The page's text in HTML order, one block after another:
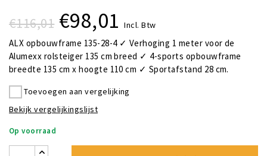
€116,01 €98,01 Incl. Btw
ALX opbouwframe 135-28-4 ✓ Verhoging 1 meter voor de
Alumexx rolsteiger 135 cm breed ✓ 4-sports opbouwframe
breedte 135 cm x hoogte 110 cm ✓ Sportafstand 28 cm.
Toevoegen aan vergelijking
Bekijk vergelijkingslijst
Op voorraad